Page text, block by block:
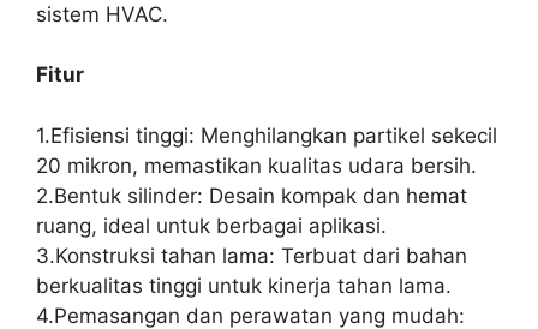
sistem HVAC.
Fitur
1.Efisiensi tinggi: Menghilangkan partikel sekecil
20 mikron, memastikan kualitas udara bersih.
2.Bentuk silinder: Desain kompak dan hemat
ruang, ideal untuk berbagai aplikasi.
3.Konstruksi tahan lama: Terbuat dari bahan
berkualitas tinggi untuk kinerja tahan lama.
4.Pemasangan dan perawatan yang mudah: